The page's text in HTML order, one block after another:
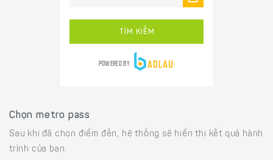
Chọn metro pass
Sau khi đã chọn điểm đến, hệ thống sẽ hiển thị kết quả hành
trình của bạn.